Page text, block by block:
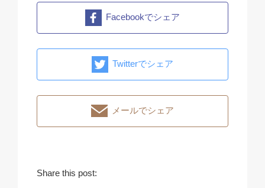
Facebookでシェア
Twitterでシェア
メールでシェア
Share this post: